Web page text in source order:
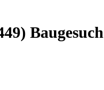
Baugesuch